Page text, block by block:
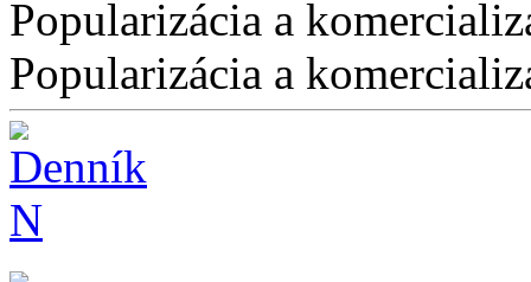
Popularizácia a
Popularizácia a